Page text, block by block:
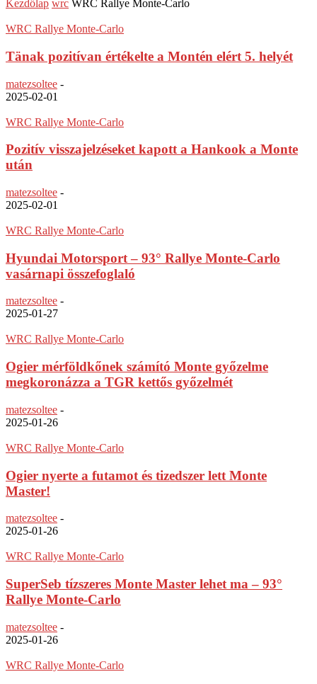
Kezdőlap wrc WRC Rallye Monte-Carlo
WRC Rallye Monte-Carlo
Tänak pozitívan értékelte a Montén elért 5. helyét
matezsoltee -
2025-02-01
WRC Rallye Monte-Carlo
Pozitív visszajelzéseket kapott a Hankook a Monte
után
matezsoltee -
2025-02-01
WRC Rallye Monte-Carlo
Hyundai Motorsport – 93° Rallye Monte-Carlo
vasárnapi összefoglaló
matezsoltee -
2025-01-27
WRC Rallye Monte-Carlo
Ogier mérföldkőnek számító Monte győzelme
megkoronázza a TGR kettős győzelmét
matezsoltee -
2025-01-26
WRC Rallye Monte-Carlo
Ogier nyerte a futamot és tizedszer lett Monte
Master!
matezsoltee -
2025-01-26
WRC Rallye Monte-Carlo
SuperSeb tízszeres Monte Master lehet ma – 93°
Rallye Monte-Carlo
matezsoltee -
2025-01-26
WRC Rallye Monte-Carlo